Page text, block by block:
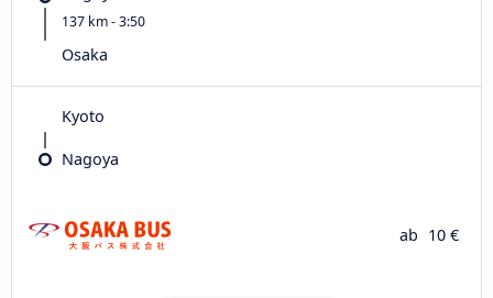
137 km - 3:50
Osaka
Kyoto
Nagoya
ab 10 €